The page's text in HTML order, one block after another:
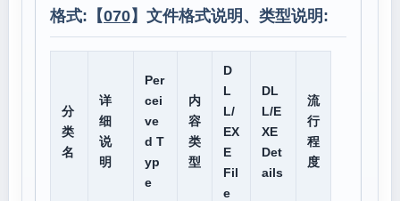
格式:【070】文件格式说明、类型说明:
分
类
名
详
细
说
明
Per
cei
ve
d T
yp
e
内
容
类
型
D
L
L/
EX
E
Fil
e
DL
L/E
XE
Det
ails
流
行
程
度